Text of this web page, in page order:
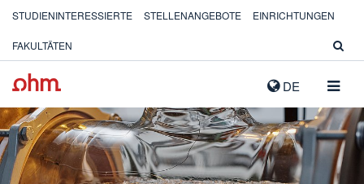
DE
STUDIENINTERESSIERTE STELLENANGEBOTE EINRICHTUNGEN
FAKULTÄTEN